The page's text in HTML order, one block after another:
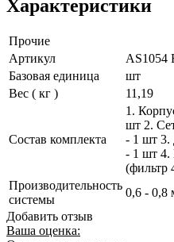
Характеристики
Прочие
Артикул
AS1054
Базовая единица
шт
Вес ( кг )
11,19
Состав комплекта
1.
шт 2.
- 1 шт 3.
- 1 шт 4.
(фильтр
Производительность
системы
0,6 - 0,8
Добавить отзыв
Ваша оценка: